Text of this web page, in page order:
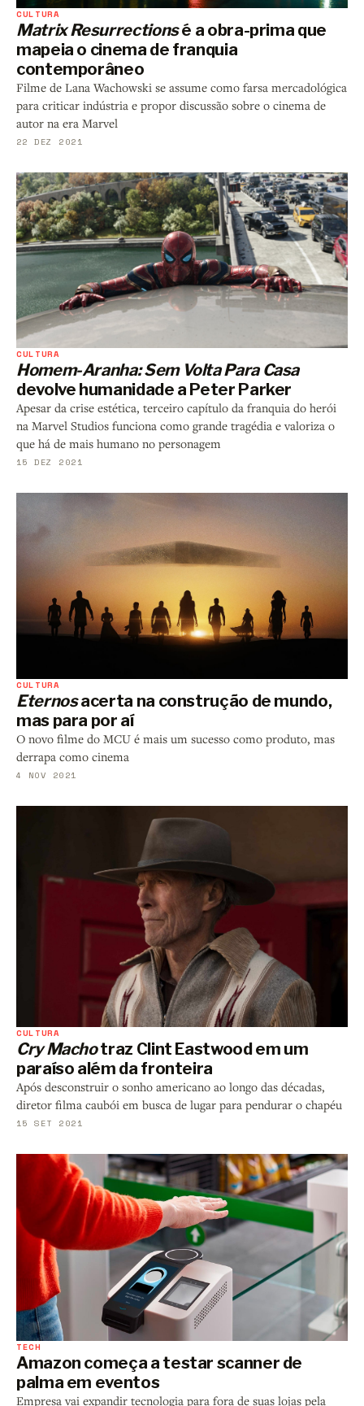
CULTURA
Matrix Resurrectionsé a obra-prima que
mapeia o cinema de franquia
contemporâneo
Filme de Lana Wachowski se assume como farsa mercadológica
para criticar indústria e propor discussão sobre o cinema de
autor na era Marvel
22 DEZ 2021
CULTURA
Homem-Aranha: Sem Volta Para Casa
devolve humanidade a Peter Parker
Apesar da crise estética, terceiro capítulo da franquia do herói
na Marvel Studios funciona como grande tragédia e valoriza o
que há de mais humano no personagem
15 DEZ 2021
CULTURA
Eternosacerta na construção de mundo,
mas para por aí
O novo filme do MCU é mais um sucesso como produto, mas
derrapa como cinema
4 NOV 2021
CULTURA
Cry Machotraz Clint Eastwood em um
paraíso além da fronteira
Após desconstruir o sonho americano ao longo das décadas,
diretor filma caubói em busca de lugar para pendurar o chapéu
15 SET 2021
TECH
Amazon começa a testar scanner de
palma em eventos
Empresa vai expandir tecnologia para fora de suas lojas pela